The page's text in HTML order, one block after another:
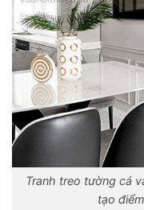
Tranh treo tường cá
tạo